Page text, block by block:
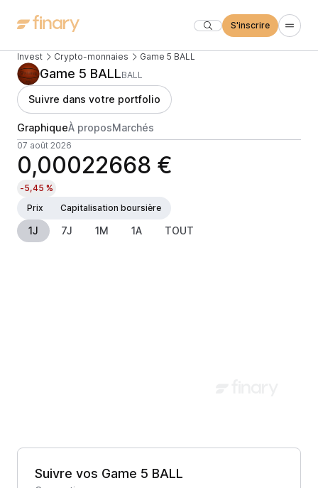
S'inscrire
Invest Crypto-monnaies Game 5 BALL
Game 5 BALLBALL
Suivre dans votre portfolio
GraphiqueÀ proposMarchés
07 août 2026
0,00022668 €
-5,45 %
Prix
Capitalisation boursière
1J 7J 1M 1A TOUT
Suivre vos Game 5 BALL